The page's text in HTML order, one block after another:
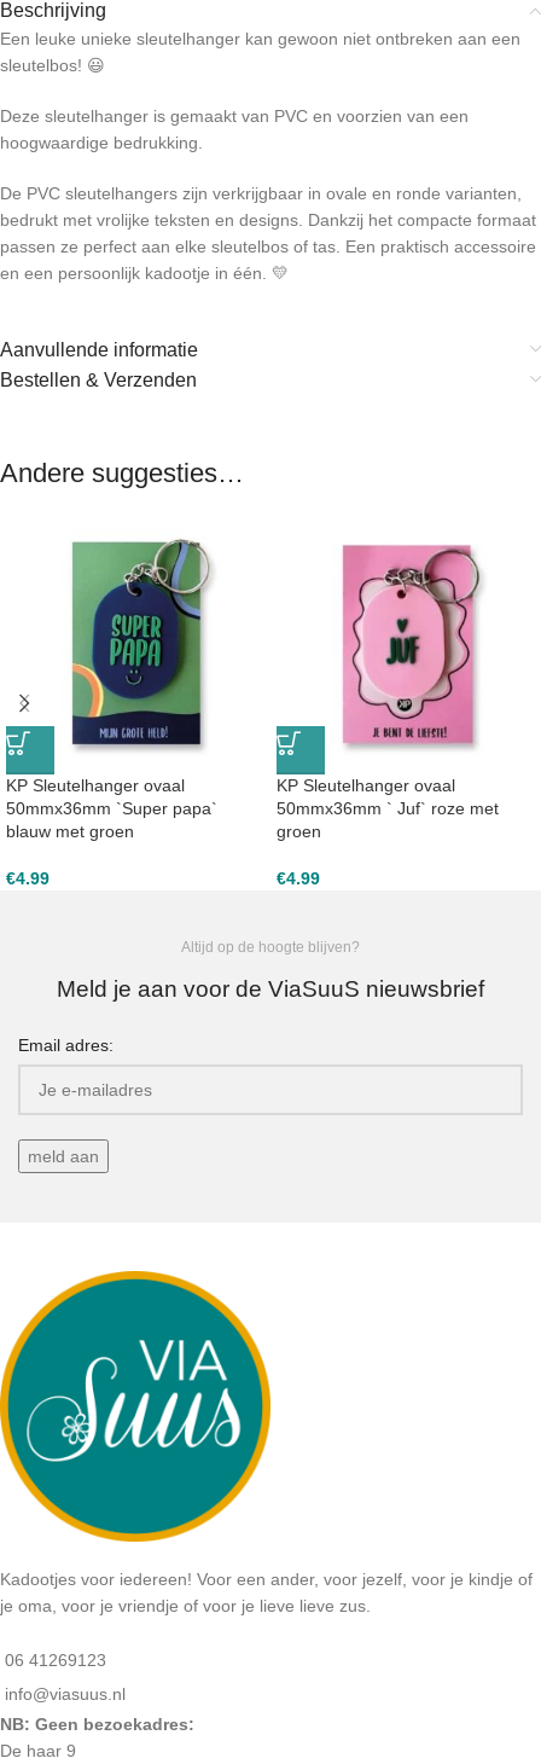
Beschrijving
Een leuke unieke sleutelhanger kan gewoon niet ontbreken aan een
sleutelbos! 😃
Deze sleutelhanger is gemaakt van PVC en voorzien van een
hoogwaardige bedrukking.
De PVC sleutelhangers zijn verkrijgbaar in ovale en ronde varianten,
bedrukt met vrolijke teksten en designs. Dankzij het compacte formaat
passen ze perfect aan elke sleutelbos of tas. Een praktisch accessoire
en een persoonlijk kadootje in één. 💛
Aanvullende informatie
Bestellen & Verzenden
Andere suggesties…
KP Sleutelhanger ovaal
50mmx36mm `Super papa`
blauw met groen
€4.99
KP Sleutelhanger ovaal
50mmx36mm ` Juf` roze met
groen
€4.99
Altijd op de hoogte blijven?
Meld je aan voor de ViaSuuS nieuwsbrief
Email adres:
Kadootjes voor iedereen! Voor een ander, voor jezelf, voor je kindje of
je oma, voor je vriendje of voor je lieve lieve zus.
06 41269123
info@viasuus.nl
NB: Geen bezoekadres:
De haar 9